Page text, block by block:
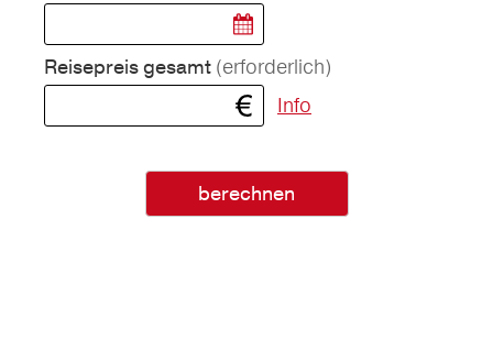
Reisepreis gesamt (erforderlich)
Info
berechnen